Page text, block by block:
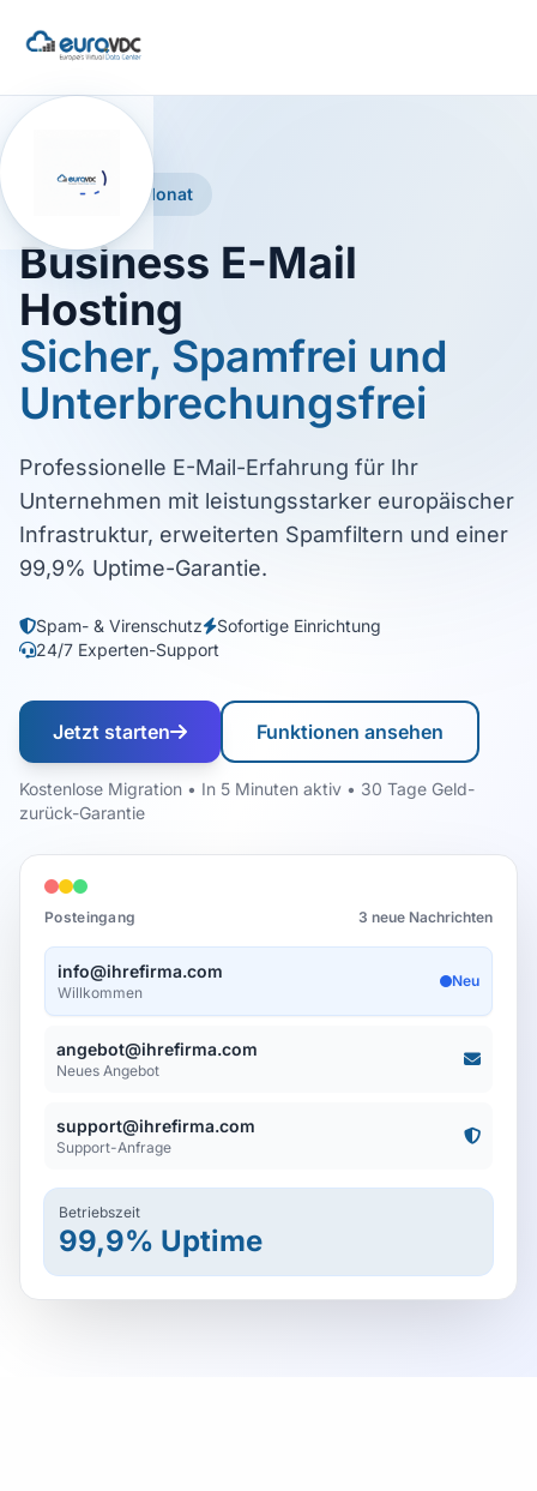
Ab €2,49 / Monat
Business E-Mail
Hosting
Sicher, Spamfrei und
Unterbrechungsfrei
Professionelle E-Mail-Erfahrung für Ihr
Unternehmen mit leistungsstarker europäischer
Infrastruktur, erweiterten Spamfiltern und einer
99,9% Uptime-Garantie.
Spam- & Virenschutz
Sofortige Einrichtung
24/7 Experten-Support
Jetzt starten Funktionen ansehen
Kostenlose Migration • In 5 Minuten aktiv • 30 Tage Geld-
zurück-Garantie
Posteingang 3 neue Nachrichten
info@ihrefirma.com
Willkommen
Neu
angebot@ihrefirma.com
Neues Angebot
support@ihrefirma.com
Support-Anfrage
Betriebszeit
99,9% Uptime